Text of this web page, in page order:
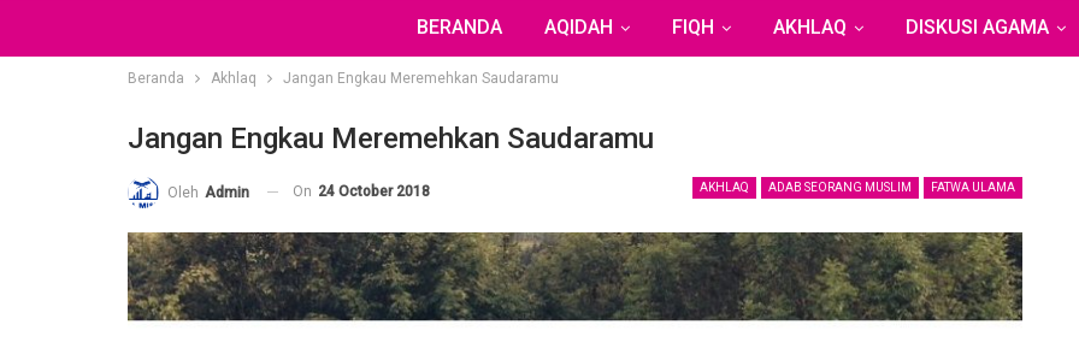
BERANDA AQIDAH FIQH AKHLAQ DISKUSI AGAMA
Beranda Akhlaq Jangan Engkau Meremehkan Saudaramu
Jangan Engkau Meremehkan Saudaramu
AKHLAQ ADAB SEORANG MUSLIM FATWA ULAMA
Oleh Admin On 24 October 2018
Pembelaan Rasulullah ﷺ yang paling Utama
Ucapan Yang Ringan Namun Berbahaya